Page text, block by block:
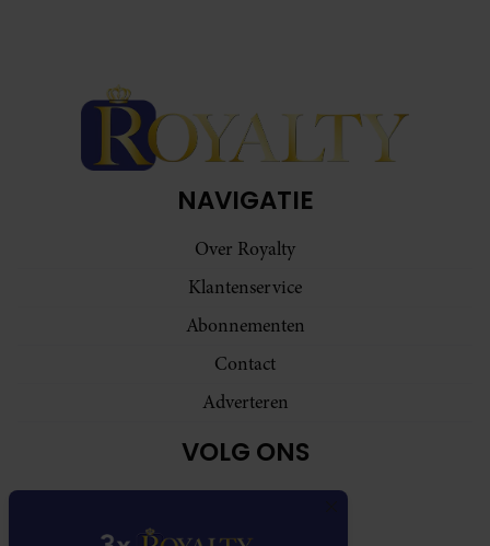
NAVIGATIE
Over Royalty
Klantenservice
Abonnementen
Contact
Adverteren
VOLG ONS